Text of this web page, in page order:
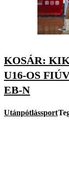
KOSÁR:
U16-OS
EB-N
Utánpótlássport